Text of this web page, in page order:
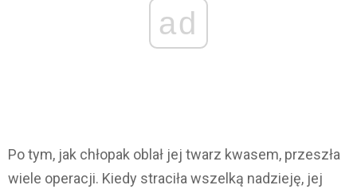
ad
Po tym, jak chłopak oblał jej twarz kwasem, przeszła
wiele operacji. Kiedy straciła wszelką nadzieję, jej